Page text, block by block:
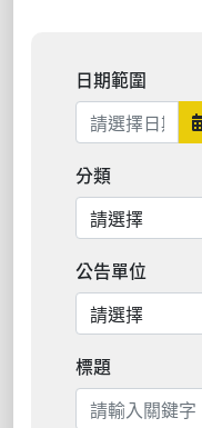
日期範圍
分類
公告單位
標題